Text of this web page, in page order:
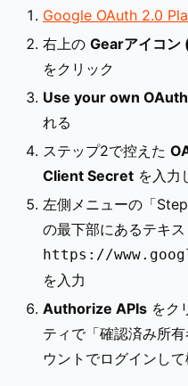
Google OAuth 2.0
右上の Gearアイコ
をクリック
Use your own
れる
ステップ2で控えた
Client Secret を入力
左側メニューの「
の最下部にあるテキ
https://
を入力
Authorize APIs をク
ティで「確認済み所
ウントでログインし